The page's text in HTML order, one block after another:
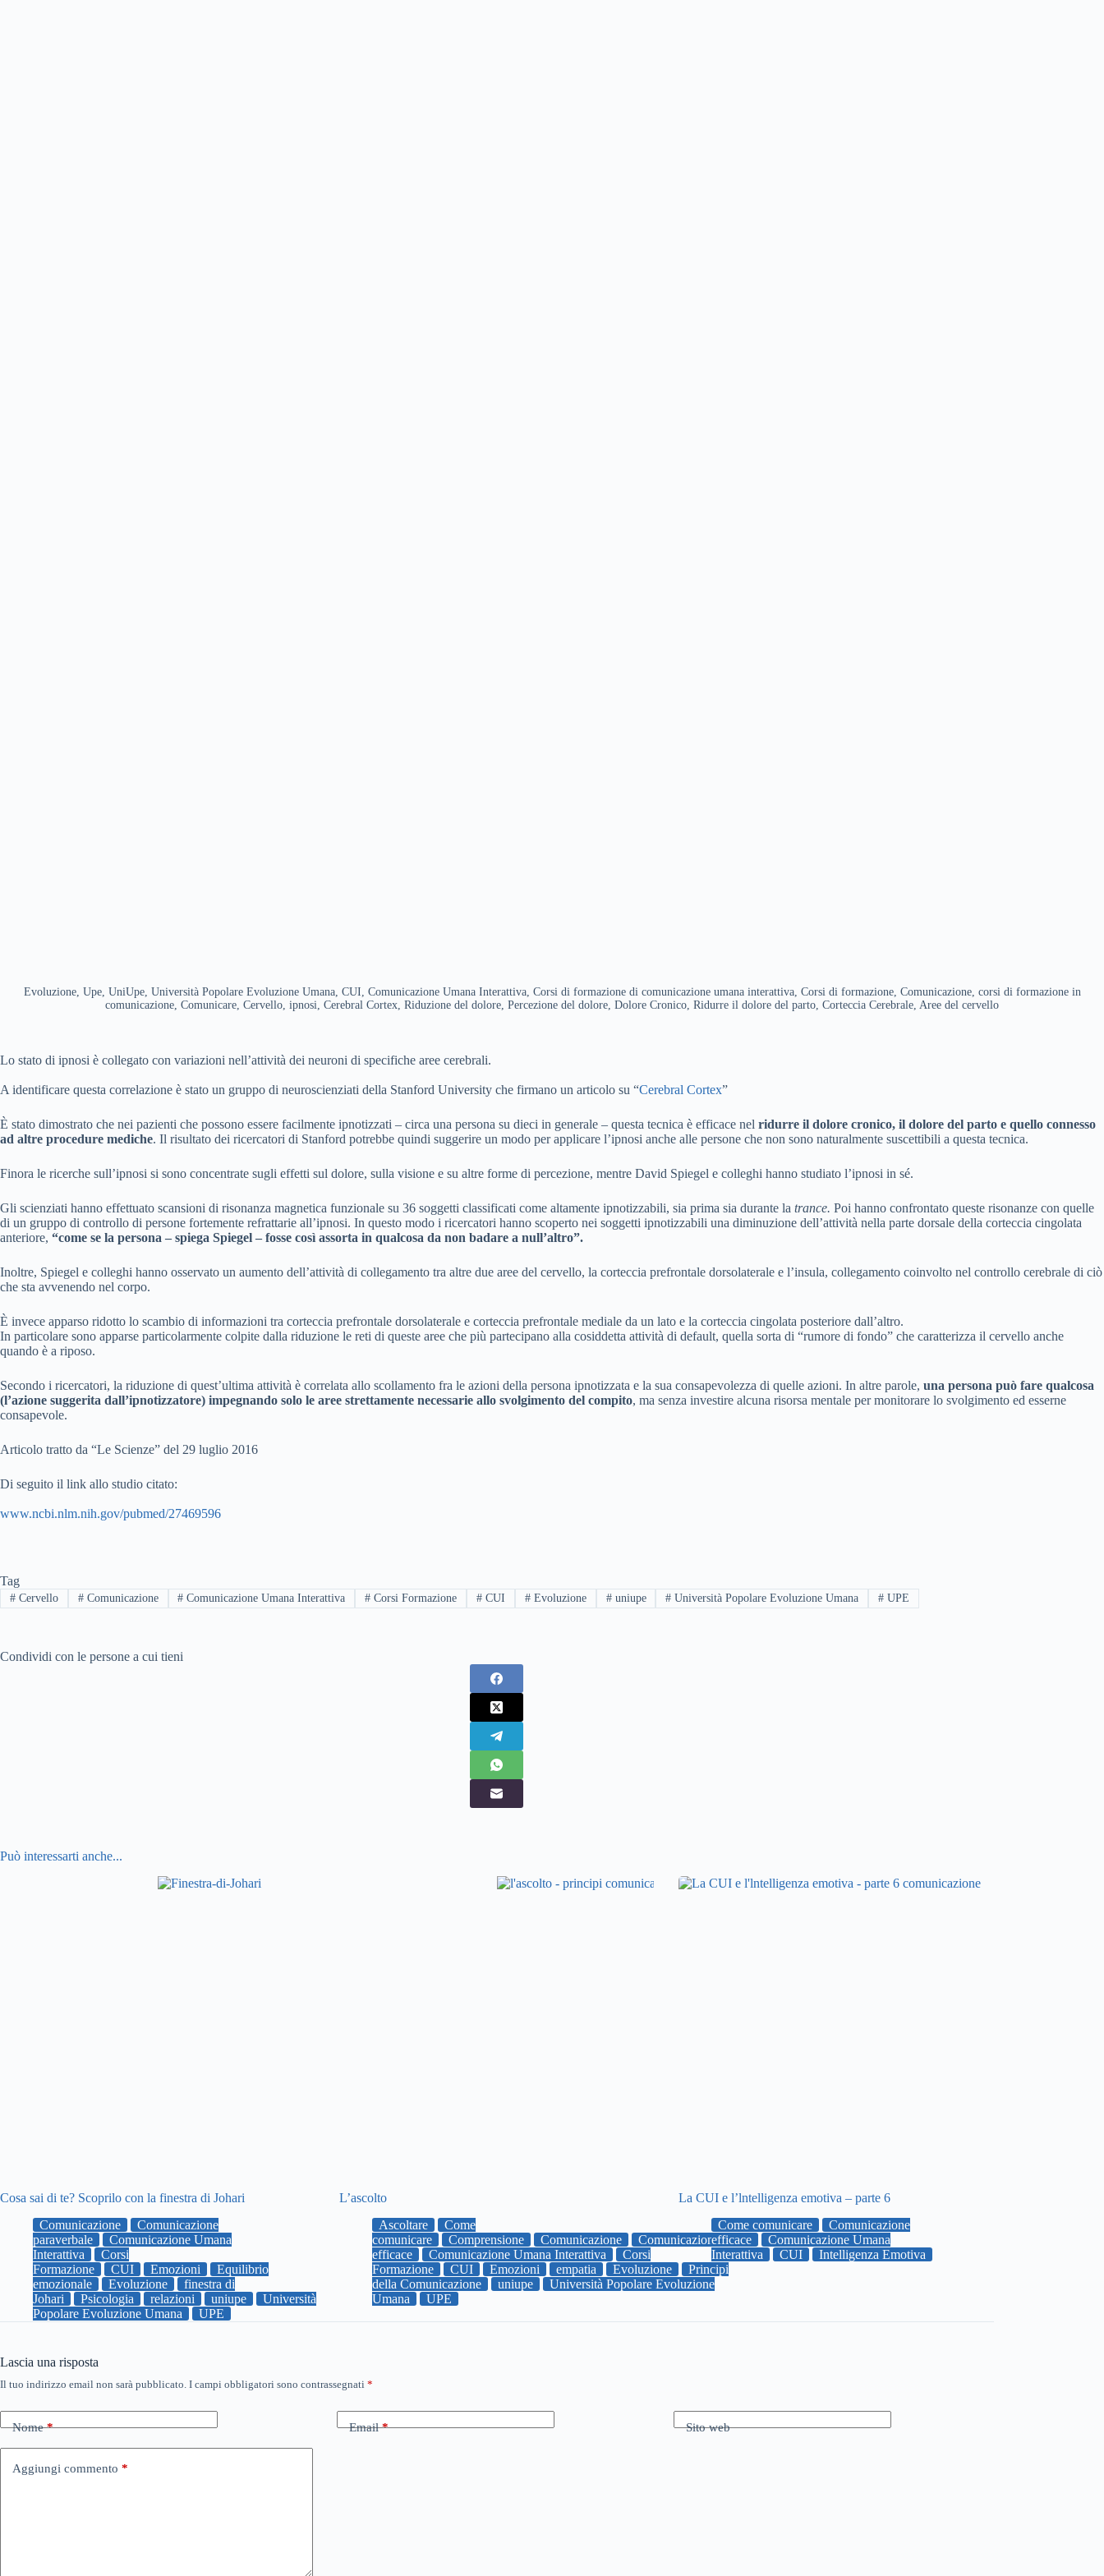
Evoluzione, Upe, UniUpe, Università Popolare Evoluzione Umana, CUI, Comunicazione Umana Interattiva, Corsi di formazione di comunicazione umana interattiva, Corsi di formazione, Comunicazione, corsi di formazione in
comunicazione, Comunicare, Cervello, ipnosi, Cerebral Cortex, Riduzione del dolore, Percezione del dolore, Dolore Cronico, Ridurre il dolore del parto, Corteccia Cerebrale, Aree del cervello
Lo stato di ipnosi è collegato con variazioni nell’attività dei neuroni di specifiche aree cerebrali.
A identificare questa correlazione è stato un gruppo di neuroscienziati della Stanford University che firmano un articolo su “Cerebral Cortex”
È stato dimostrato che nei pazienti che possono essere facilmente ipnotizzati – circa una persona su dieci in generale – questa tecnica è efficace nel ridurre il dolore cronico, il dolore del parto e quello connesso
ad altre procedure mediche. Il risultato dei ricercatori di Stanford potrebbe quindi suggerire un modo per applicare l’ipnosi anche alle persone che non sono naturalmente suscettibili a questa tecnica.
Finora le ricerche sull’ipnosi si sono concentrate sugli effetti sul dolore, sulla visione e su altre forme di percezione, mentre David Spiegel e colleghi hanno studiato l’ipnosi in sé.
Gli scienziati hanno effettuato scansioni di risonanza magnetica funzionale su 36 soggetti classificati come altamente ipnotizzabili, sia prima sia durante la trance. Poi hanno confrontato queste risonanze con quelle
di un gruppo di controllo di persone fortemente refrattarie all’ipnosi. In questo modo i ricercatori hanno scoperto nei soggetti ipnotizzabili una diminuzione dell’attività nella parte dorsale della corteccia cingolata
anteriore, “come se la persona – spiega Spiegel – fosse così assorta in qualcosa da non badare a null’altro”.
Inoltre, Spiegel e colleghi hanno osservato un aumento dell’attività di collegamento tra altre due aree del cervello, la corteccia prefrontale dorsolaterale e l’insula, collegamento coinvolto nel controllo cerebrale di ciò
che sta avvenendo nel corpo.
È invece apparso ridotto lo scambio di informazioni tra corteccia prefrontale dorsolaterale e corteccia prefrontale mediale da un lato e la corteccia cingolata posteriore dall’altro.
In particolare sono apparse particolarmente colpite dalla riduzione le reti di queste aree che più partecipano alla cosiddetta attività di default, quella sorta di “rumore di fondo” che caratterizza il cervello anche
quando è a riposo.
Secondo i ricercatori, la riduzione di quest’ultima attività è correlata allo scollamento fra le azioni della persona ipnotizzata e la sua consapevolezza di quelle azioni. In altre parole, una persona può fare qualcosa
(l’azione suggerita dall’ipnotizzatore) impegnando solo le aree strettamente necessarie allo svolgimento del compito, ma senza investire alcuna risorsa mentale per monitorare lo svolgimento ed esserne
consapevole.
Articolo tratto da “Le Scienze” del 29 luglio 2016
Di seguito il link allo studio citato:
www.ncbi.nlm.nih.gov/pubmed/27469596
Tag
#Cervello #Comunicazione # Comunicazione Umana Interattiva # Corsi Formazione # CUI #Evoluzione #uniupe # Università Popolare Evoluzione Umana # UPE
Condividi con le persone a cui tieni
Può interessarti anche...
Cosa sai di te? Scoprilo con la finestra di Johari
Comunicazione
Comunicazione
paraverbale
Comunicazione Umana
Interattiva
Corsi
Formazione
CUI Emozioni
Equilibrio
emozionale
Evoluzione
finestra di
Johari
Psicologia relazioni uniupe
Università
Popolare Evoluzione Umana
UPE
L’ascolto
Ascoltare
Come
comunicare
Comprensione Comunicazione
Comunicazione
efficace
Comunicazione Umana Interattiva
Corsi
Formazione
CUI Emozioni empatia Evoluzione
Principi
della Comunicazione
uniupe
Università Popolare Evoluzione
Umana
UPE
La CUI e l’lntelligenza emotiva – parte 6
Come comunicare
Comunicazione
efficace
Comunicazione Umana
Interattiva
CUI Intelligenza Emotiva
Lascia una risposta
Il tuo indirizzo email non sarà pubblicato. I campi obbligatori sono contrassegnati *
Nome* Email* Sito web
Aggiungi commento *